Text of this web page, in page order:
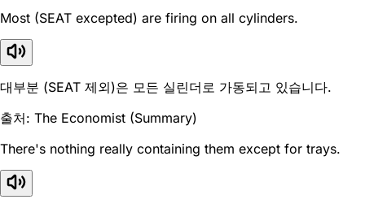
Most (SEAT excepted) are firing on all cylinders.
대부분 (SEAT 제외)은 모든 실린더로 가동되고 있습니다.
출처: The Economist (Summary)
There's nothing really containing them except for trays.